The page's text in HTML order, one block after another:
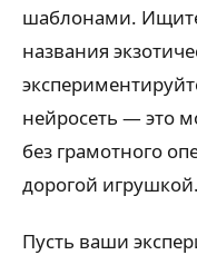
шаблонами.
названия
нейросеть — это
без грамотного
дорогой игрушкой.
Пусть ваши